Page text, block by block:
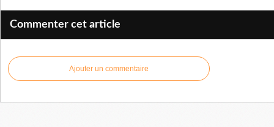
Commenter cet article
Ajouter un commentaire